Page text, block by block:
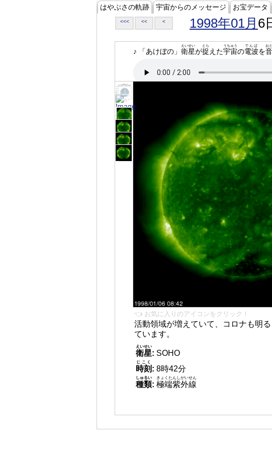
はやぶさの軌跡 宇宙からのメッセージ お宝データ
<<< << < 1998年01月 6
♪ 「あけぼの」 衛星
えいせい
が捉
とら
えた宇宙
うちゅう
の電波
でんぱ
を音
おと
👈 お気に入りのアイコンをクリック！
活動領域が増えていて、コロナも明る
ています。
衛星
えいせい
: SOHO
時刻
じこく
: 8時42分
種類
しゅるい
: 極端紫外線
きょくたんしがいせん